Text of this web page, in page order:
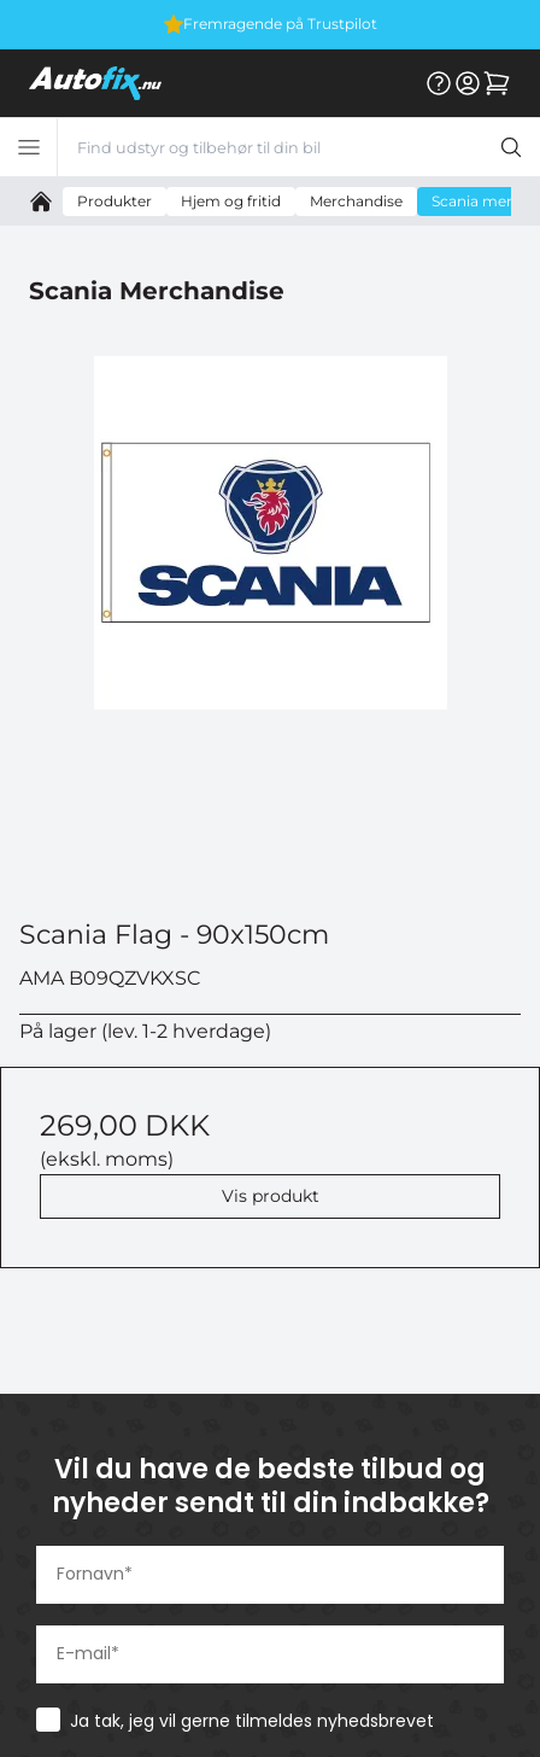
Fremragende på Trustpilot
Produkter Hjem og fritid Merchandise Scania
Scania Merchandise
Scania Flag - 90x150cm
AMA B09QZVKXSC
På lager (lev. 1-2 hverdage)
269,00 DKK
(ekskl. moms)
Vis produkt
Vil du have de bedste tilbud og
nyheder sendt til din indbakke?
Consent
Ja tak, jeg vil gerne tilmeldes nyhedsbrevet